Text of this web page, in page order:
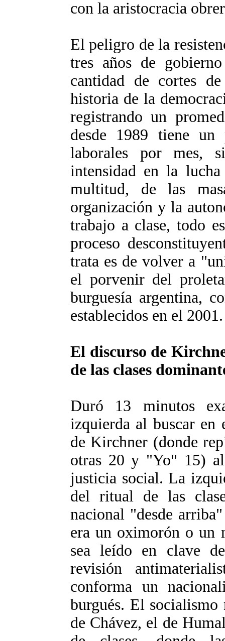
con la aristocracia
El peligro de la
tres años de
cantidad de cortes
historia de la
registrando un
desde 1989 tiene
laborales por mes,
intensidad en la
multitud, de las
organización y la
trabajo a clase, todo
proceso
trata es de volver a
el porvenir del
burguesía argentina,
establecidos en el 2001.
El discurso de
de las clases
Duró 13 minutos
izquierda al buscar en
de Kirchner (donde
otras 20 y "Yo" 15)
justicia social. La
del ritual de las
nacional "desde
era un oximorón o un
sea leído en clave
revisión
conforma un
burgués. El
de Chávez, el de